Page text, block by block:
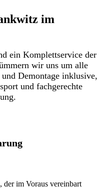
im
ein Komplettservice der
wir uns um alle
Demontage inklusive,
und fachgerechte
der im Voraus vereinbart